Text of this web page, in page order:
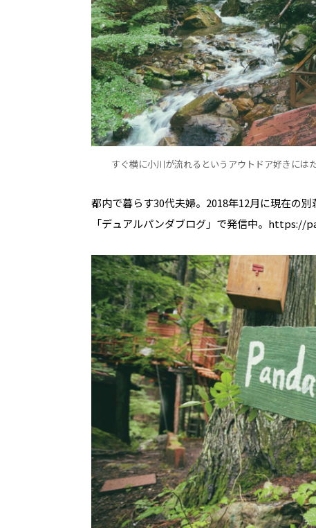
すぐ横に小川が流れるというアウトドア好きには
都内で暮らす30代夫婦。2018年12月に現在の
「デュアルパンダブログ」で発信中。https://